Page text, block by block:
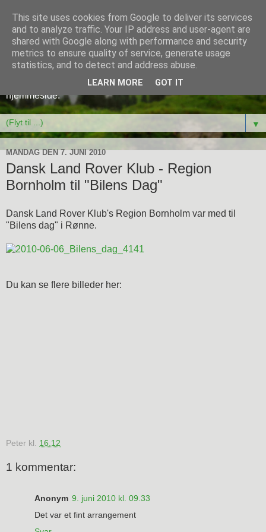
Dansk Land Rover Klub -
Region Bornholm
Dette er en arkiveret version af DLRK Bornholms gamle
hjemmeside.
▼
MANDAG DEN 7. JUNI 2010
Dansk Land Rover Klub - Region
Bornholm til "Bilens Dag"
Dansk Land Rover Klub's Region Bornholm var med til
"Bilens dag" i Rønne.
Du kan se flere billeder her:
Peter kl. 16.12
1 kommentar:
Anonym 9. juni 2010 kl. 09.33
Det var et fint arrangement
This site uses cookies from Google to deliver its services
and to analyze traffic. Your IP address and user-agent are
shared with Google along with performance and security
metrics to ensure quality of service, generate usage
statistics, and to detect and address abuse.
LEARN MORE GOT IT